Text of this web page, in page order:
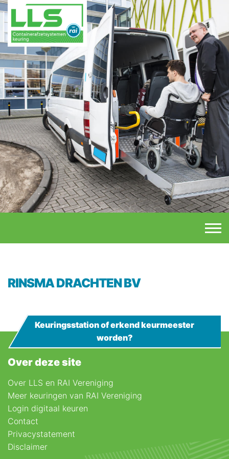
RINSMA DRACHTEN BV
Over deze site
Over LLS en RAI Vereniging
Meer keuringen van RAI Vereniging
Login digitaal keuren
Contact
Privacystatement
Disclaimer
Keuringsstation of erkend keurmeester
worden?